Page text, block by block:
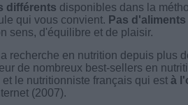
différents disponibles dans la
qui vous convient. Pas
sens, d'équilibre et de plaisir.
recherche en nutrition depuis plus
de nombreux best-sellers en
et le nutritionniste français qui est à
(2007).